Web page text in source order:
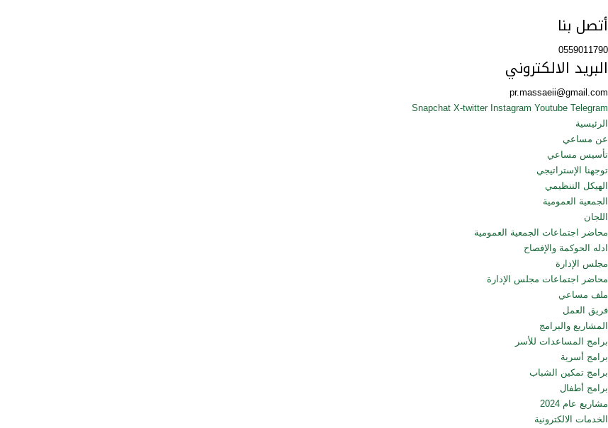
أتصل بنا
0559011790
البريد الالكتروني
pr.massaeii@gmail.com
Snapchat X-twitter Instagram Youtube Telegram
الرئيسية
عن مساعي
تأسيس مساعي
توجهنا الإستراتيجي
الهيكل التنظيمي
الجمعية العمومية
اللجان
محاضر اجتماعات الجمعية العمومية
ادله الحوكمة والإفصاح
مجلس الإدارة
محاضر اجتماعات مجلس الإدارة
ملف مساعي
فريق العمل
المشاريع والبرامج
برامج المساعدات للأسر
برامج أسرية
برامج تمكين الشباب
برامج أطفال
مشاريع عام 2024
الخدمات الالكترونية